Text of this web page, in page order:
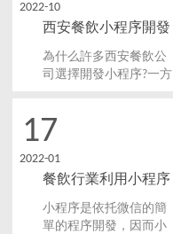
得線下餐飲得到了更好
的發展。那么三沙小程
序開發為餐飲行業帶來
哪些優勢？
2022-10
西安餐飲小程序開發
有什么功能？
為什么許多西安餐飲公
司選擇開發小程序?一方
提供更好的餐飲服務，
力。那么，西安餐飲小
程序開發有什么功能？
17
2022-01
餐飲行業利用小程序
開發打造智慧餐廳
小程序是依托微信的簡
單的程序開發，因而小